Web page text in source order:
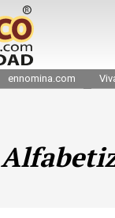
ennomina.com